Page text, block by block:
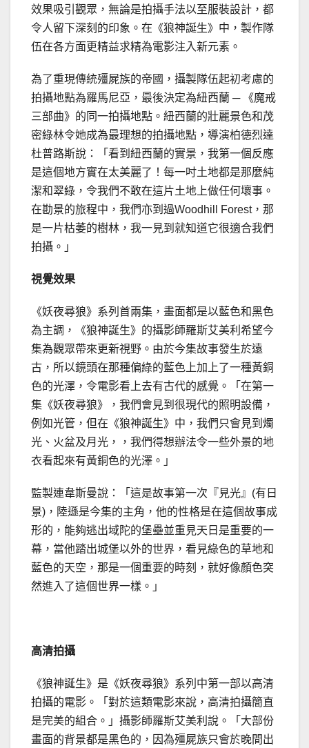
效果吸引觀眾，無論是拍攝手法以至服裝設計，都
令人留下深刻的印象。在《狼神誕生》中，製作隊
伍在各方面更精益求精為電影注入新元素。
為了重現傳統殭屍族的帝國，攝製隊伍起初考慮的
拍攝地點為羅馬尼亞，最後決定為紐西蘭 ─ 《魔戒
三部曲》的同一拍攝地點。紐西蘭的壯麗景色和茂
密綠林令她成為最理想的拍攝地點，導演柏德烈達
杜普路斯說：「看到紐西蘭的實景，我第一個反應
是這個地方實在太美麗了！每一吋土地都是那麼純
潔和翠綠，令我們不敢在這片土地上做任何壞事。
在勘景的旅程中，我們亦到過Woodhill Forest，那
是一片枯萎的樹林，我一見到就知道它很適合我們
拍攝。」
視覺效果
《妖夜尋狼》系列首兩集，畫面都是以藍色和黑色
為主調，《狼神誕生》的攝影師羅斯艾美利希望今
集為觀眾帶來更新視野。由於今集故事發生於遠
古，所以鏡頭在那種偏綠的藍色上加上了一種黃銅
色的光澤，令電影看上去有古代的感覺。「在第一
集《妖夜尋狼》，我們會見到很現代的照明設備，
例如光管，但在《狼神誕生》中，我們只會見到燭
光、火盆及月光，，我們得想辦法令一些外景的地
衣看起來有黃銅色的光澤。」
監製連韋斯曼說：「這是故事第一次『見光』(有日
景)，陸遜是今集的主角，他的性格是在這個故事成
形的，能夠逃出域陀的堡壘並重見天日是重要的一
幕，當他踏出城堡以外的世界，看見綠色的草地和
藍色的天空，那是一個重要的時刻，就好像顏色突
然進入了這個世界一樣。」
高清拍攝
《狼神誕生》是《妖夜尋狼》系列中第一部以高清
拍攝的電影。「對於這類電影來說，高清拍攝簡直
是完美的組合。」攝影師羅斯艾美利說。「大部份
畫面的背景都是黑色的，因為殭屍族只會於晚間出